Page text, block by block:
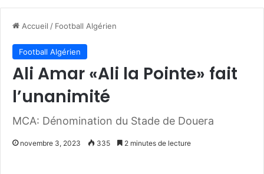
Accueil / Football Algérien
Football Algérien
Ali Amar «Ali la Pointe» fait
l’unanimité
MCA: Dénomination du Stade de Douera
novembre 3, 2023 335 2 minutes de lecture